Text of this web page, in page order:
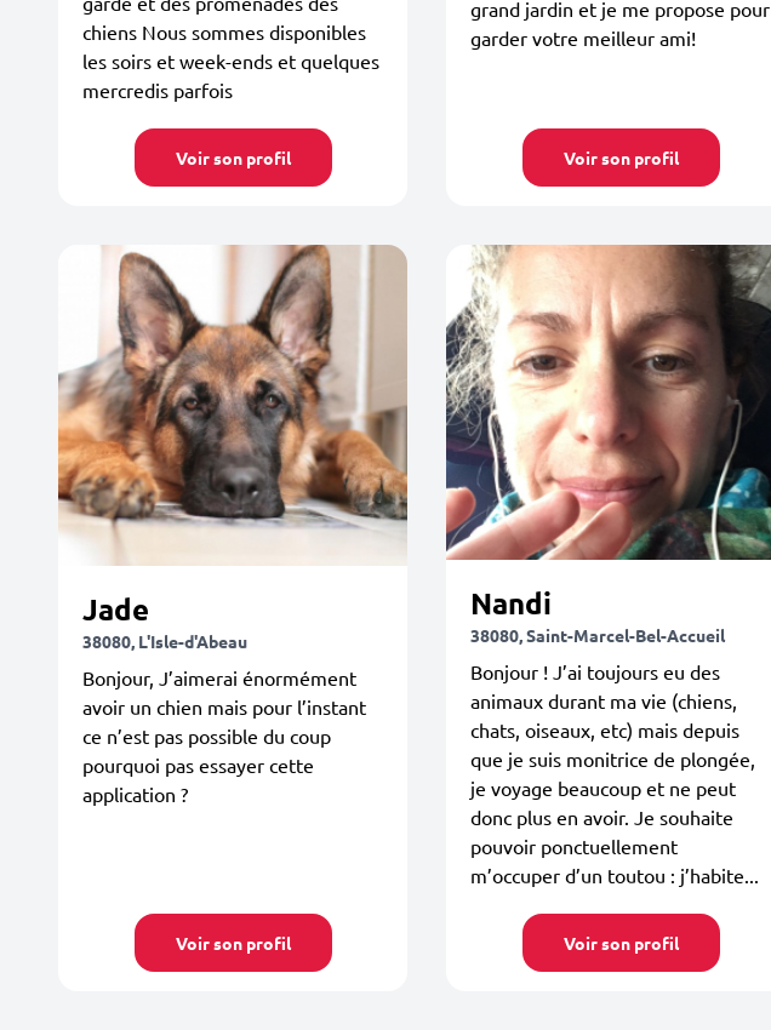
chiens Nous sommes disponibles
les soirs et week-ends et quelques
mercredis parfois
Voir son profil
grand jardin et je me propose pour
garder votre meilleur ami!
Voir son profil
Jade
38080, L'Isle-d'Abeau
Bonjour, J’aimerai énormément
avoir un chien mais pour l’instant
ce n’est pas possible du coup
pourquoi pas essayer cette
application ?
Voir son profil
Nandi
38080, Saint-Marcel-Bel-Accueil
Bonjour ! J’ai toujours eu des
animaux durant ma vie (chiens,
chats, oiseaux, etc) mais depuis
que je suis monitrice de plongée,
je voyage beaucoup et ne peut
donc plus en avoir. Je souhaite
pouvoir ponctuellement
m’occuper d’un toutou : j’habite...
Voir son profil